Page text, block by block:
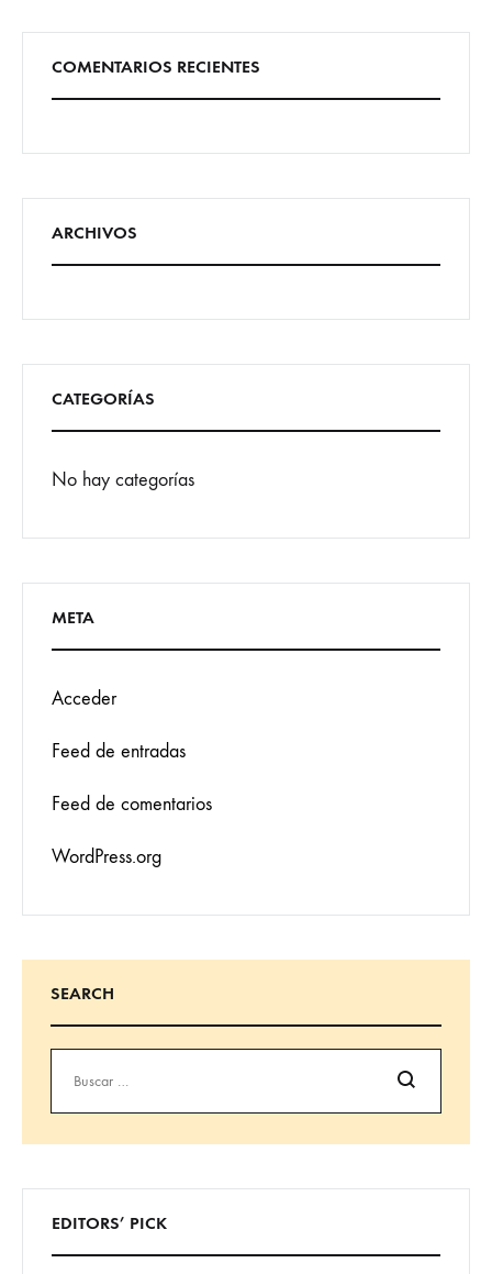
COMENTARIOS RECIENTES
ARCHIVOS
CATEGORÍAS
No hay categorías
META
Acceder
Feed de entradas
Feed de comentarios
WordPress.org
SEARCH
Buscar
EDITORS’ PICK